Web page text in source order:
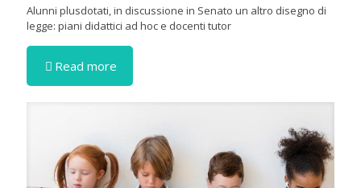
Alunni plusdotati, in discussione in Senato un altro disegno di
legge: piani didattici ad hoc e docenti tutor
Read more